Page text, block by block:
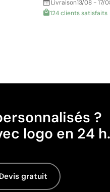
Livraison13/08 - 17/
124 clients satisfaits
?
logo en 24 h.
Devis gratuit